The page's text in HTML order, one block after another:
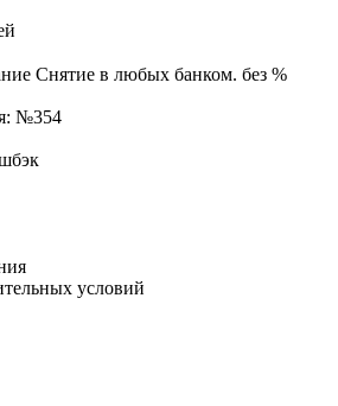
Снятие в любых банком. без %
№354
условий